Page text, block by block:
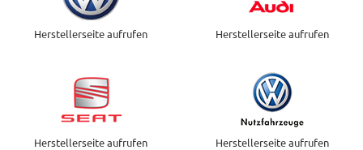
Herstellerseite aufrufen Herstellerseite aufrufen
Herstellerseite aufrufen Herstellerseite aufrufen